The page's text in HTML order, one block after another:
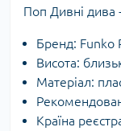
Поп Дивні дива
Бренд: Funko
Висота:
Матеріал:
Країна